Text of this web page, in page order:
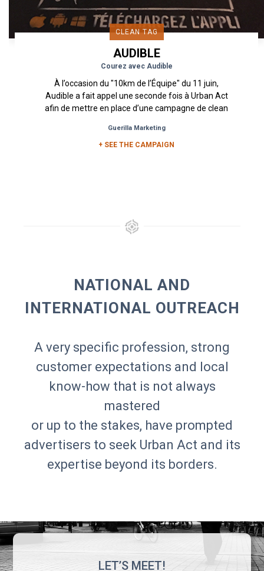
CLEAN TAG
AUDIBLE
Courez avec Audible
À l’occasion du "10km de l’Équipe" du 11 juin,
Audible a fait appel une seconde fois à Urban Act
afin de mettre en place d’une campagne de clean
Guerilla Marketing
+ SEE THE CAMPAIGN
NATIONAL AND
INTERNATIONAL OUTREACH
A very specific profession, strong
customer expectations and local
know-how that is not always
mastered
or up to the stakes, have prompted
advertisers to seek Urban Act and its
expertise beyond its borders.
LET’S MEET!